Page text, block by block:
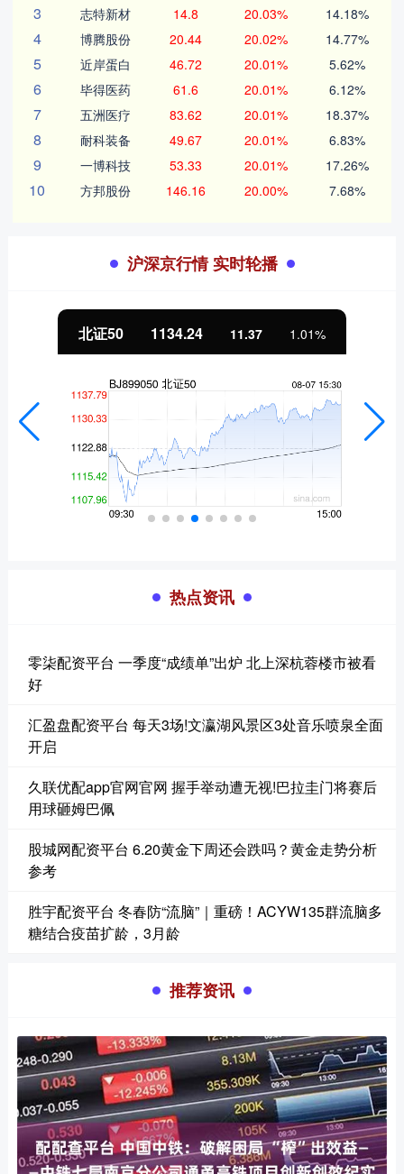
3 志特新材 14.8 20.03% 14.18%
4 博腾股份 20.44 20.02% 14.77%
5 近岸蛋白 46.72 20.01% 5.62%
6 毕得医药 61.6 20.01% 6.12%
7 五洲医疗 83.62 20.01% 18.37%
8 耐科装备 49.67 20.01% 6.83%
9 一博科技 53.33 20.01% 17.26%
10 方邦股份 146.16 20.00% 7.68%
沪深京行情 实时轮播
北证50 1134.24 11.37 1.01%
热点资讯
零柒配资平台 一季度“成绩单”出炉 北上深杭蓉楼市被看
好
汇盈盘配资平台 每天3场!文瀛湖风景区3处音乐喷泉全面
开启
久联优配app官网官网 握手举动遭无视!巴拉圭门将赛后
用球砸姆巴佩
股城网配资平台 6.20黄金下周还会跌吗？黄金走势分析
参考
胜宇配资平台 冬春防“流脑”｜重磅！ACYW135群流脑多
糖结合疫苗扩龄，3月龄
推荐资讯